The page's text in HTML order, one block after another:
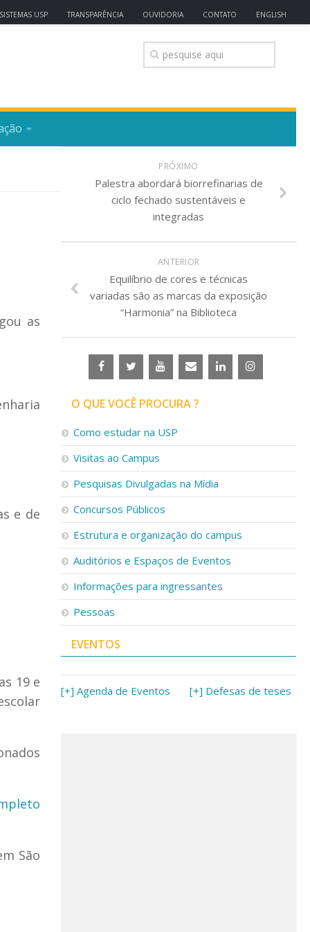
SISTEMAS USP TRANSPARÊNCIA OUVIDORIA CONTATO ENGLISH
as
e de
19 e
São
PRÓXIMO
Palestra abordará biorrefinarias de
ciclo fechado sustentáveis e
integradas
ANTERIOR
Equilíbrio de cores e técnicas
variadas são as marcas da exposição
“Harmonia” na Biblioteca
O QUE VOCÊ PROCURA ?
Como estudar na USP
Visitas ao Campus
Pesquisas Divulgadas na Mídia
Concursos Públicos
Estrutura e organização do campus
Auditórios e Espaços de Eventos
Informações para ingressantes
Pessoas
EVENTOS
[+] Agenda de Eventos [+] Defesas de teses